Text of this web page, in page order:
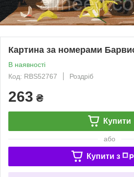
Картина за номерами
В наявності
Код: RBS52767
Роздріб
263 ₴
Купити
або
Купити з